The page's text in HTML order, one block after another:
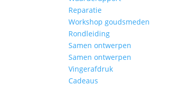
Reparatie
Workshop goudsmeden
Rondleiding
Samen ontwerpen
Samen ontwerpen
Vingerafdruk
Cadeaus